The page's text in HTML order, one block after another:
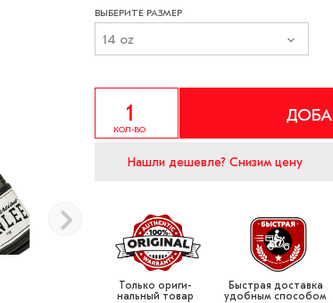
ВЫБЕРИТЕ РАЗМЕР
14 oz
КОЛ-ВО
Нашли дешевле? Снизим цену
Только ориги­
нальный товар
Быстрая доставка
удобным способом